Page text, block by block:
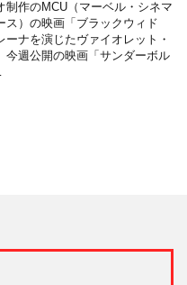
制作のMCU（マーベル・シネマ
ス）の映画「ブラックウィド
ーナを演じたヴァイオレット・
今週公開の映画「サンダーボル